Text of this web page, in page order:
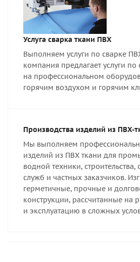
Услуга сварка ткани ПВХ
Выполняем услуги по сварке
компания предлагает услуги по
на профессиональном
горячим воздухом и горячим
Производства изделий из ПВХ-
Мы выполняем
изделий из ПВХ ткани для
водной техники, строительства,
служб и частных заказчиков.
герметичные, прочные и
конструкции, рассчитанные на
и эксплуатацию в сложных